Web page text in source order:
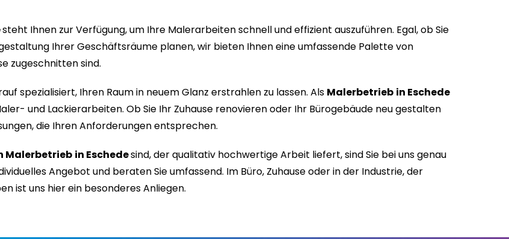
steht Ihnen zur Verfügung, um Ihre Malerarbeiten schnell und effizient auszuführen. Egal, ob Sie
Ihrer Geschäftsräume planen, wir bieten Ihnen eine umfassende Palette von
zugeschnitten sind.
spezialisiert, Ihren Raum in neuem Glanz erstrahlen zu lassen. Als Malerbetrieb in Eschede
und Lackierarbeiten. Ob Sie Ihr Zuhause renovieren oder Ihr Bürogebäude neu gestalten
die Ihren Anforderungen entsprechen.
Malerbetrieb in Eschedesind, der qualitativ hochwertige Arbeit liefert, sind Sie bei uns genau
Angebot und beraten Sie umfassend. Im Büro, Zuhause oder in der Industrie, der
ist uns hier ein besonderes Anliegen.